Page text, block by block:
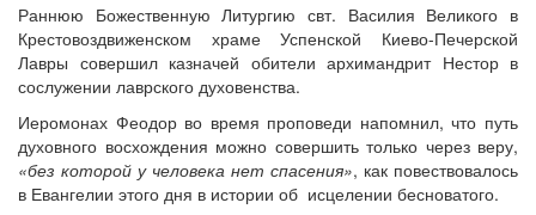
Раннюю Божественную Литургию свт. Василия Великого в
Крестовоздвиженском храме Успенской Киево-Печерской
Лавры совершил казначей обители архимандрит Нестор в
сослужении лаврского духовенства.
Иеромонах Феодор во время проповеди напомнил, что путь
духовного восхождения можно совершить только через веру,
«без которой у человека нет спасения», как повествовалось
в Евангелии этого дня в истории об исцелении бесноватого.